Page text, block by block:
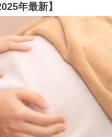
年最新】